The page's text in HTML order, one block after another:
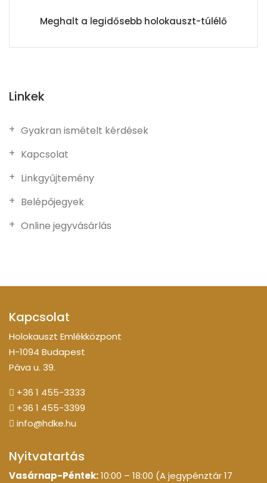
Meghalt a legidősebb holokauszt-túlélő
Linkek
Gyakran ismételt kérdések
Kapcsolat
Linkgyűjtemény
Belépőjegyek
Online jegyvásárlás
Kapcsolat
Holokauszt Emlékközpont
H-1094 Budapest
Páva u. 39.
+36 1 455-3333
+36 1 455-3399
info@hdke.hu
Nyitvatartás
Vasárnap-Péntek:10:00 – 18:00 (A jegypénztár 17